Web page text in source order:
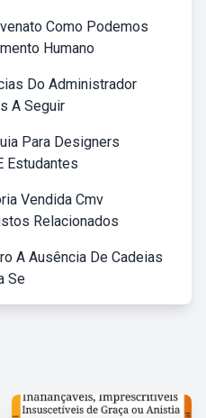
Como Podemos
Humano
Do Administrador
A Seguir
Para Designers
Estudantes
Vendida Cmv
Relacionados
A Ausência De Cadeias
Se